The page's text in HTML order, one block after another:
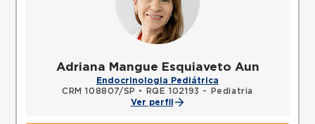
Adriana Mangue Esquiaveto Aun
Endocrinologia Pediátrica
CRM 108807/SP •
RQE 102193 - Pediatria
Ver perfil